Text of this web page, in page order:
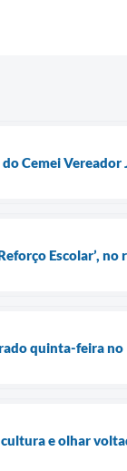
Cemei Vereador
Escolar’, no
quinta-feira
e olhar